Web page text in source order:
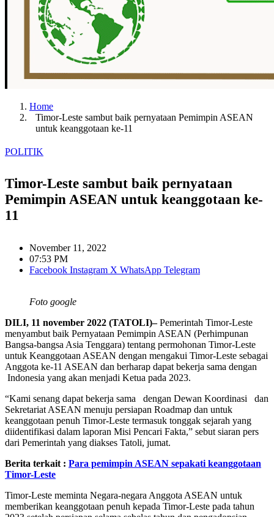
Home
Timor-Leste sambut baik pernyataan Pemimpin ASEAN
untuk keanggotaan ke-11
POLITIK
Timor-Leste sambut baik pernyataan
Pemimpin ASEAN untuk keanggotaan ke-
11
November 11, 2022
07:53 PM
Facebook Instagram X WhatsApp Telegram
Foto google
DILI, 11 november 2022 (TATOLI)–Pemerintah Timor-Leste
menyambut baik Pernyataan Pemimpin ASEAN (Perhimpunan
Bangsa-bangsa Asia Tenggara) tentang permohonan Timor-Leste
untuk Keanggotaan ASEAN dengan mengakui Timor-Leste sebagai
Anggota ke-11 ASEAN dan berharap dapat bekerja sama dengan
Indonesia yang akan menjadi Ketua pada 2023.
“Kami senang dapat bekerja sama dengan Dewan Koordinasi dan
Sekretariat ASEAN menuju persiapan Roadmap dan untuk
keanggotaan penuh Timor-Leste termasuk tonggak sejarah yang
diidentifikasi dalam laporan Misi Pencari Fakta,” sebut siaran pers
dari Pemerintah yang diakses Tatoli, jumat.
Berita terkait : Para pemimpin ASEAN sepakati keanggotaan
Timor-Leste
Timor-Leste meminta Negara-negara Anggota ASEAN untuk
memberikan keanggotaan penuh kepada Timor-Leste pada tahun